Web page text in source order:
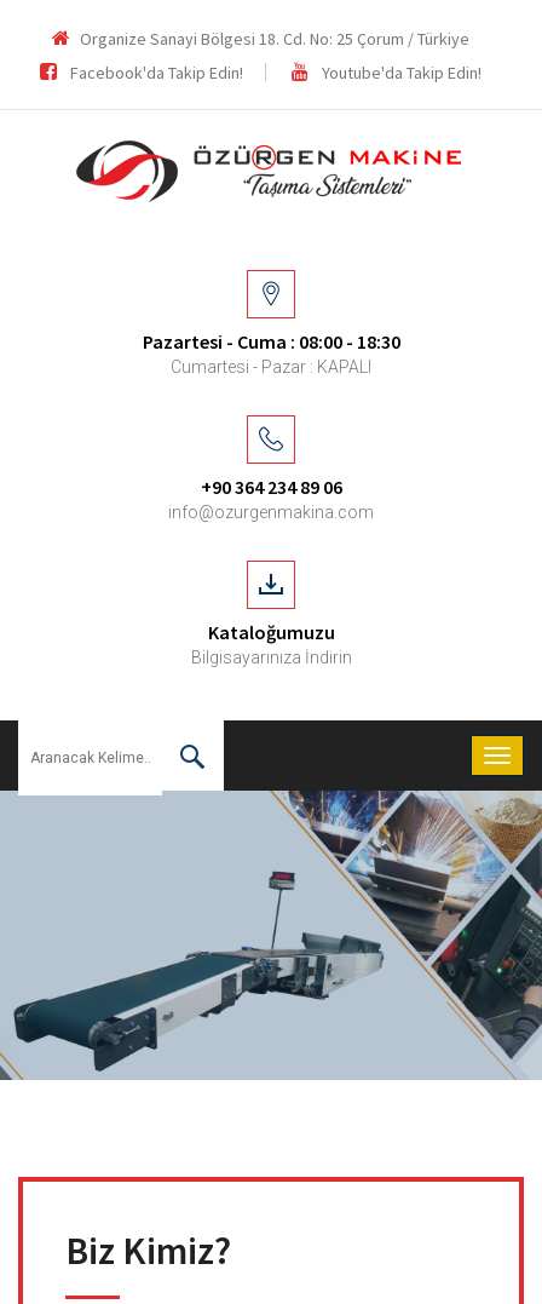
Organize Sanayi Bölgesi 18. Cd. No: 25 Çorum / Türkiye
Facebook'da Takip Edin!
Youtube'da Takip Edin!
Pazartesi - Cuma : 08:00 - 18:30
Cumartesi - Pazar : KAPALI
+90 364 234 89 06
info@ozurgenmakina.com
Kataloğumuzu
Bilgisayarınıza İndirin
Biz Kimiz?